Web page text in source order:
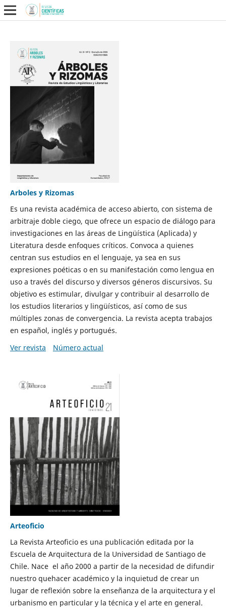
Arboles y Rizomas
Es una revista académica de acceso abierto, con sistema de
arbitraje doble ciego, que ofrece un espacio de diálogo para
investigaciones en las áreas de Lingüística (Aplicada) y
Literatura desde enfoques críticos. Convoca a quienes
centran sus estudios en el lenguaje, ya sea en sus
expresiones poéticas o en su manifestación como lengua en
uso a través del discurso y diversos géneros discursivos. Su
objetivo es estimular, divulgar y contribuir al desarrollo de
los estudios literarios y lingüísticos, así como de sus
múltiples zonas de convergencia. La revista acepta trabajos
en español, inglés y portugués.
Ver revista
Número actual
Arteoficio
La Revista Arteoficio es una publicación editada por la
Escuela de Arquitectura de la Universidad de Santiago de
Chile. Nace el año 2000 a partir de la necesidad de difundir
nuestro quehacer académico y la inquietud de crear un
lugar de reflexión sobre la enseñanza de la arquitectura y el
urbanismo en particular y la técnica y el arte en general.